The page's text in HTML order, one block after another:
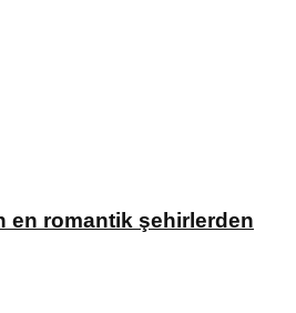
en romantik şehirlerden